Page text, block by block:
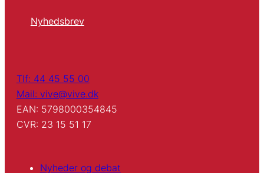
Nyhedsbrev
Tlf: 44 45 55 00
Mail: vive@vive.dk
EAN: 5798000354845
CVR: 23 15 51 17
Nyheder og debat